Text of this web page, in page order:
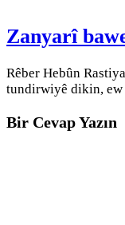
Zanyarî
Rêber Hebûn
tundirwiyê dikin,
Bir Cevap Yazın